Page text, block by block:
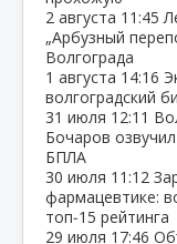
2 августа 11:45
„Арбузный
Волгограда
1 августа 14:16
волгоградский
31 июля 12:11
Бочаров
БПЛА
30 июля 11:12
фармацевтике:
топ‑15 рейтинга
29 июля 17:46